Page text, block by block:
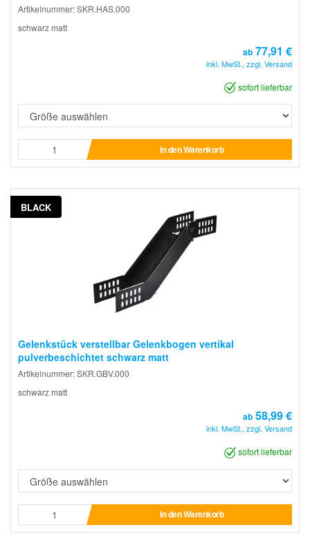
Artikelnummer: SKR.HAS.000
schwarz matt
ab 77,91 €
inkl. MwSt., zzgl. Versand
sofort lieferbar
In den Warenkorb
BLACK
Gelenkstück verstellbar Gelenkbogen vertikal
pulverbeschichtet schwarz matt
Artikelnummer: SKR.GBV.000
schwarz matt
ab 58,99 €
inkl. MwSt., zzgl. Versand
sofort lieferbar
In den Warenkorb